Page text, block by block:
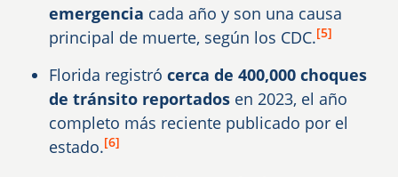
emergencia cada año y son una causa
principal de muerte, según los CDC.[5]
Florida registró cerca de 400,000 choques
de tránsito reportados en 2023, el año
completo más reciente publicado por el
estado.[6]